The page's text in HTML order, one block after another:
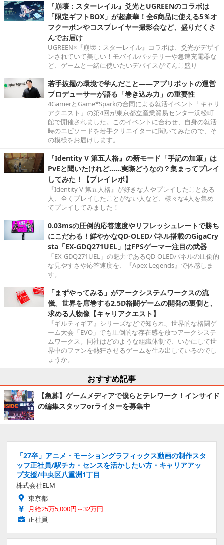
『崩壊：スターレイル』爻光とUGREENのコラボは
「限定ギフトBOX」が超豪華！全6商品に使える5％オ
フクーポンやコスプレイヤー撮影会など、盛りだくさ
んでお届け
UGREEN×『崩壊：スターレイル』コラボは、爻光がデザイ
ンされていて美しい！モバイルバッテリーや急速充電器な
ど、ゲームと一緒に使いたいデバイスがてんこ盛り
若手抜擢の環境で学んだこと――アプリボットの運営
プロデューサーが語る「巻き込み力」の重要性
4GamerとGame*Sparkの合同による就活イベント「キャリ
アクエスト」の第4回が東京都立産業貿易センター浜松町
館で開催されました。このイベントに合わせ、自身の就活
時のエピソードを若手クリエイターに聞いてみたので、そ
の模様をお届けします。
『Identity V 第五人格』の新モード「手記の加筆」は
PvEと聞いたけれど……実際どうなの？集まってプレイ
してみた！【プレイレポ】
『Identity V 第五人格』が好きな人やプレイしたことある
人、全くプレイしたことがない人など、様々な4人を集め
てプレイしてみました！
0.03msの圧倒的応答速度やリフレッシュレートで勝ち
にこだわる！鮮やかなQD-OLEDパネル搭載のGigaCry
sta「EX-GDQ271UEL」はFPSゲーマー注目の武器
「EX-GDQ271UEL」の魅力であるQD-OLEDパネルの圧倒的
な見やすさや応答速度を、『Apex Legends』で体感しま
す。
「まずやってみる」がアークシステムワークスの流
儀。世界を席巻する2.5D格闘ゲームの開発の裏側と、
求める人物像【キャリアクエスト】
『ギルティギア』シリーズなどで知られ、世界的な格闘ゲ
ーム大会「EVO」でも圧倒的な存在感を放つアークシステ
ムワークス。同社はどのような組織体制で、いかにして世
界中のファンを熱狂させるゲームを生み出しているのでし
ょうか。
おすすめ記事
【急募】ゲームメディアで僕らとテレワーク！インサイド
の編集スタッフorライターを募集中
「27卒」アニメ・モーショングラフィックス動画の制作スタ
ッフ正社員/駅チカ・センスを活かしたい方・キャリアアッ
プ支援/中央区八重洲1丁目
株式会社ELM
東京都
月給25万5,000円～32万円
正社員